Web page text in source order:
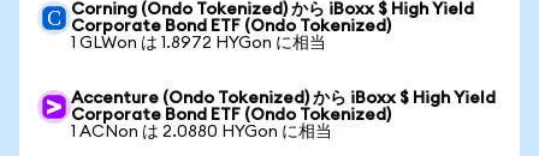
Corning (Ondo Tokenized) から iBoxx $ High Yield
Corporate Bond ETF (Ondo Tokenized)
1 GLWon は 1.8972 HYGon に相当
Accenture (Ondo Tokenized) から iBoxx $ High Yield
Corporate Bond ETF (Ondo Tokenized)
1 ACNon は 2.0880 HYGon に相当